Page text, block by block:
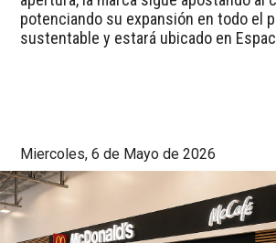
potenciando su expansión en todo el
sustentable y estará ubicado en
Miercoles, 6 de Mayo de 2026